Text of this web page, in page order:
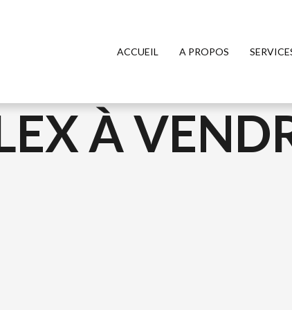
ACCUEIL A PROPOS
À